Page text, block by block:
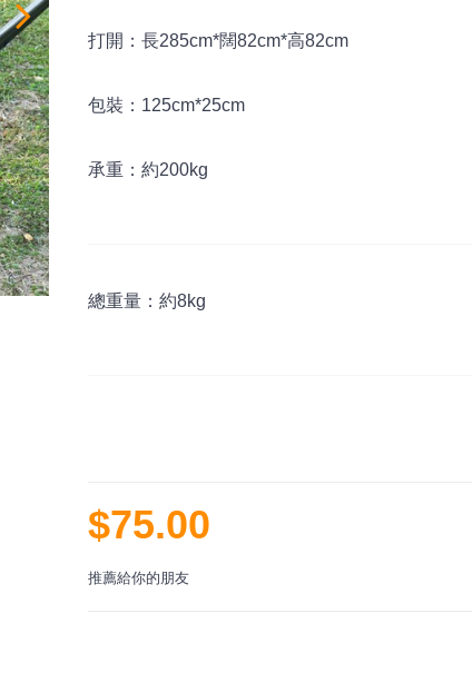
打開：長285cm*闊82cm*高82cm
包裝：125cm*25cm
承重：約200kg
總重量：約8kg
$75.00
推薦給你的朋友